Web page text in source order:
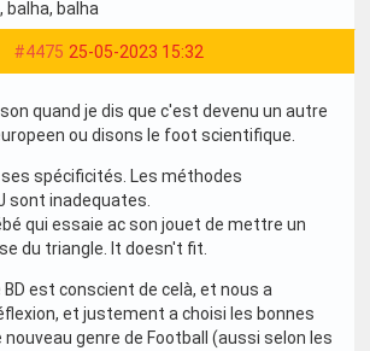
, balha, balha
#4475 25-05-2023 15:32
quand je dis que c'est devenu un autre
ou disons le foot scientifique.
spécificités. Les méthodes
sont inadequates.
qui essaie ac son jouet de mettre un
du triangle. It doesn't fit.
est conscient de celà, et nous a
et justement a choisi les bonnes
genre de Football (aussi selon les